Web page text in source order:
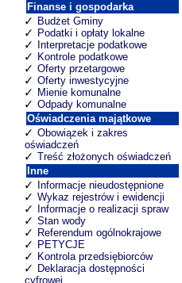
Finanse i gospodarka
Budżet Gminy
Podatki i opłaty lokalne
Interpretacje podatkowe
Kontrole podatkowe
Oferty przetargowe
Oferty inwestycyjne
Mienie komunalne
Odpady komunalne
Oświadczenia majątkowe
Obowiązek i zakres
oświadczeń
Treść złożonych oświadczeń
Inne
Informacje nieudostępnione
Wykaz rejestrów i ewidencji
Informacje o realizacji spraw
Stan wody
Referendum ogólnokrajowe
PETYCJE
Kontrola przedsiębiorców
Deklaracja dostępności
cyfrowej